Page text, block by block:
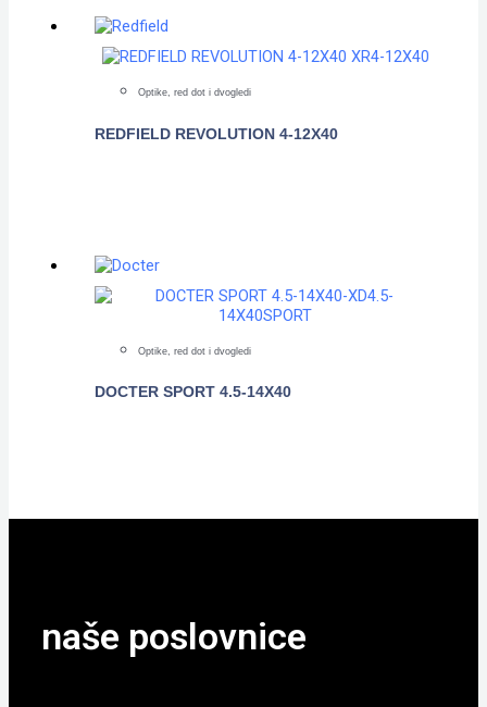
Optike, red dot i dvogledi
REDFIELD REVOLUTION 4-12X40
Optike, red dot i dvogledi
DOCTER SPORT 4.5-14X40
naše poslovnice